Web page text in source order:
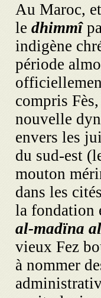
Au Maroc,
le dhimmî
indigène
période
compris
nouvelle
envers les
du sud-est
mouton
dans les
la fondation
al-madïna
vieux Fez
à nommer